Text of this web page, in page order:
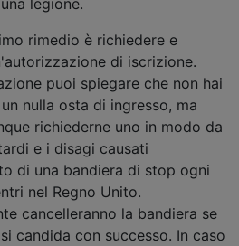
rimedio è richiedere e
di iscrizione.
puoi spiegare che non hai
nulla osta di ingresso, ma
richiederne uno in modo da
e i disagi causati
di una bandiera di stop ogni
nel Regno Unito.
cancelleranno la bandiera se
candida con successo. In caso